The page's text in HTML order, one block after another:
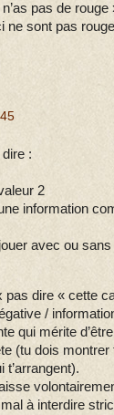
pas de
ne sont pas
:
2
information
avec ou
pas dire « cette
/
qui mérite
(tu dois
t’arrangent).
à interdire